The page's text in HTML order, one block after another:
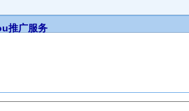
推广服务